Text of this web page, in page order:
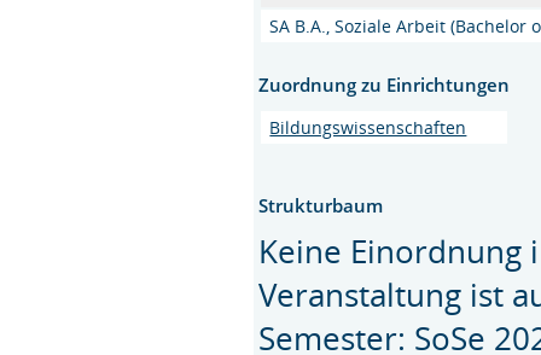
SA B.A., Soziale Arbeit (Bachelor
Zuordnung zu Einrichtungen
Bildungswissenschaften
Strukturbaum
Keine Einordnung
Veranstaltung ist
Semester: SoSe